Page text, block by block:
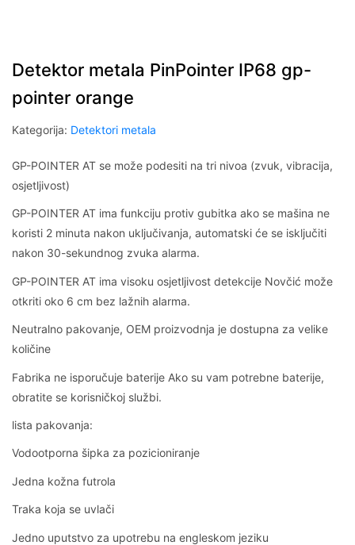
Detektor metala PinPointer IP68 gp-
pointer orange
Kategorija: Detektori metala
GP-POINTER AT se može podesiti na tri nivoa (zvuk, vibracija,
osjetljivost)
GP-POINTER AT ima funkciju protiv gubitka ako se mašina ne
koristi 2 minuta nakon uključivanja, automatski će se isključiti
nakon 30-sekundnog zvuka alarma.
GP-POINTER AT ima visoku osjetljivost detekcije Novčić može
otkriti oko 6 cm bez lažnih alarma.
Neutralno pakovanje, OEM proizvodnja je dostupna za velike
količine
Fabrika ne isporučuje baterije Ako su vam potrebne baterije,
obratite se korisničkoj službi.
lista pakovanja:
Vodootporna šipka za pozicioniranje
Jedna kožna futrola
Traka koja se uvlači
Jedno uputstvo za upotrebu na engleskom jeziku